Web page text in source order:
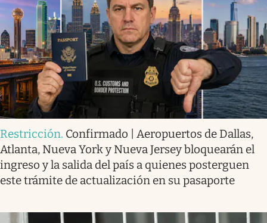
Restricción. Confirmado | Aeropuertos de Dallas,
Atlanta, Nueva York y Nueva Jersey bloquearán el
ingreso y la salida del país a quienes posterguen
este trámite de actualización en su pasaporte